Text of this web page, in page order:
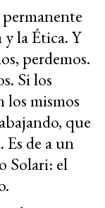
y la Ética. Y
perdemos.
Si los
los mismos
que
Es de a un
Solari: el